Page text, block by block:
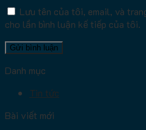
Lưu tên của tôi, email, và
cho lần bình luận kế tiếp của tôi.
Danh mục
Tin tức
Bài viết mới